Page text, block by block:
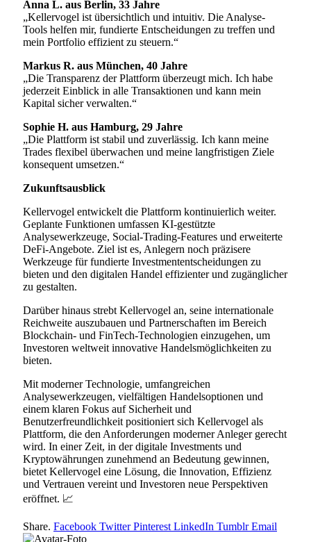
Anna L. aus Berlin, 33 Jahre
„Kellervogel ist übersichtlich und intuitiv. Die Analyse-
Tools helfen mir, fundierte Entscheidungen zu treffen und
mein Portfolio effizient zu steuern.“
Markus R. aus München, 40 Jahre
„Die Transparenz der Plattform überzeugt mich. Ich habe
jederzeit Einblick in alle Transaktionen und kann mein
Kapital sicher verwalten.“
Sophie H. aus Hamburg, 29 Jahre
„Die Plattform ist stabil und zuverlässig. Ich kann meine
Trades flexibel überwachen und meine langfristigen Ziele
konsequent umsetzen.“
Zukunftsausblick
Kellervogel entwickelt die Plattform kontinuierlich weiter.
Geplante Funktionen umfassen KI-gestützte
Analysewerkzeuge, Social-Trading-Features und erweiterte
DeFi-Angebote. Ziel ist es, Anlegern noch präzisere
Werkzeuge für fundierte Investmententscheidungen zu
bieten und den digitalen Handel effizienter und zugänglicher
zu gestalten.
Darüber hinaus strebt Kellervogel an, seine internationale
Reichweite auszubauen und Partnerschaften im Bereich
Blockchain- und FinTech-Technologien einzugehen, um
Investoren weltweit innovative Handelsmöglichkeiten zu
bieten.
Mit moderner Technologie, umfangreichen
Analysewerkzeugen, vielfältigen Handelsoptionen und
einem klaren Fokus auf Sicherheit und
Benutzerfreundlichkeit positioniert sich Kellervogel als
Plattform, die den Anforderungen moderner Anleger gerecht
wird. In einer Zeit, in der digitale Investments und
Kryptowährungen zunehmend an Bedeutung gewinnen,
bietet Kellervogel eine Lösung, die Innovation, Effizienz
und Vertrauen vereint und Investoren neue Perspektiven
eröffnet. 📈
Share. Facebook Twitter Pinterest LinkedIn Tumblr Email